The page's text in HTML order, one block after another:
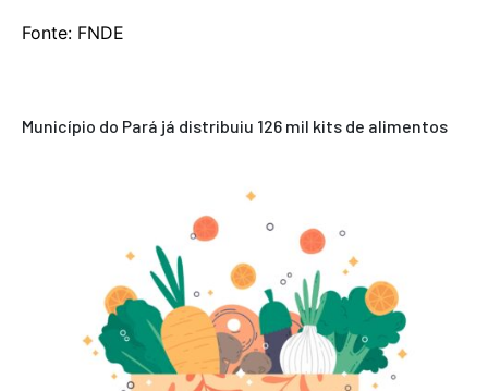
Fonte: FNDE
Município do Pará já distribuiu 126 mil kits de alimentos